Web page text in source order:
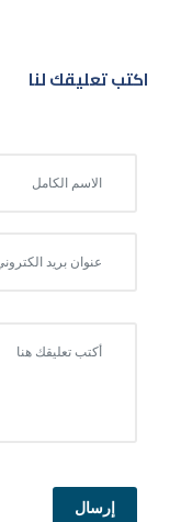
اكتب تعليقك لنا
إرسال